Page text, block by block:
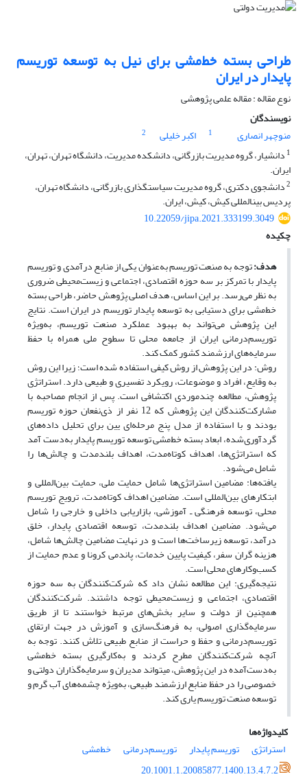
طراحی بسته خط‌مشی برای نیل به توسعه توریسم
پایدار در ایران
نوع مقاله : مقاله علمی پژوهشی
نویسندگان
منوچهر انصاری
1 اکبر خلیلی
2
1 دانشیار، گروه مدیریت بازرگانی، دانشکده مدیریت، دانشگاه تهران، تهران،
ایران.
2دانشجوی دکتری، گروه مدیریت سیاست‏گذاری بازرگانی، دانشگاه تهران،
پردیس بین‏المللی کیش، کیش، ایران.
10.22059/jipa.2021.333199.3049
چکیده
هدف:توجه به صنعت توریسم به‌عنوان یکی از منابع درآمدی و توریسم
پایدار با تمرکز بر سه حوزه اقتصادی، اجتماعی و زیست‌محیطی ضروری
به نظر می‌رسد. بر این اساس، هدف اصلی پژوهش حاضر، طراحی بسته
خط‌مشی برای دستیابی به توسعه پایدار توریسم در ایران است. نتایج
این پژوهش می‌تواند به بهبود عملکرد صنعت توریسم، به‌ویژه
توریسم‌درمانی ایران از جامعه محلی تا سطوح ملی همراه با حفظ
سرمایه‌های ارزشمند کشور کمک کند.
روش: در این پژوهش از روش کیفی استفاده شده است؛ زیرا این روش
به وقایع، افراد و موضوعات، رویکرد تفسیری و طبیعی دارد. استراتژی
پژوهش، مطالعه چندموردی اکتشافی است. پس از انجام مصاحبه با
مشارکت‌کنندگان این پژوهش که 12 نفر از ذی‌نفعان حوزه توریسم
بودند و با استفاده از مدل پنج مرحله‌ای یین برای تحلیل داده‌های
گردآوری‌شده، ابعاد بسته خط‌مشی توسعه توریسم پایدار به‌دست آمد
که استراتژی‌ها، اهداف کوتاه‌مدت، اهداف بلندمدت و چالش‌ها را
شامل می‌شود.
یافته‌ها: مضامین استراتژی‌ها شامل حمایت ملی، حمایت بین‌المللی و
ابتکارهای بین‌المللی است. مضامین اهداف کوتاه‌مدت، ترویج توریسم
محلی، توسعه فرهنگی ـ آموزشی، بازاریابی داخلی و خارجی را شامل
می‌شود. مضامین اهداف بلندمدت، توسعه اقتصادی پایدار، خلق
درآمد، توسعه زیرساخت‌ها است و در نهایت مضامین چالش‌ها شامل،
هزینه گران سفر، کیفیت پایین خدمات، پاندمی کرونا و عدم حمایت از
کسب‌وکارهای محلی است.
نتیجه‌گیری: این مطالعه نشان داد که شرکت‌کنندگان به سه حوزه
اقتصادی، اجتماعی و زیست‌محیطی توجه داشتند. شرکت‌کنندگان
همچنین از دولت و سایر بخش‌های مرتبط خواستند تا از طریق
سرمایه‌گذاری اصولی، به فرهنگ‌سازی و آموزش در جهت ارتقای
توریسم‌درمانی و حفظ و حراست از منابع طبیعی تلاش کنند. توجه به
آنچه شرکت‌کنندگان مطرح کردند و به‌کارگیری بسته خط‌مشی
به‌دست‌آمده در این پژوهش، می‏تواند مدیران و سرمایه‌گذاران دولتی و
خصوصی را در حفظ منابع ارزشمند طبیعی، به‌ویژه چشمه‌های آب گرم و
توسعه صنعت توریسم یاری کند.
کلیدواژه‌ها
استراتژی‌
توریسم پایدار توریسم‌درمانی
خط‌مشی
20.1001.1.20085877.1400.13.4.7.2